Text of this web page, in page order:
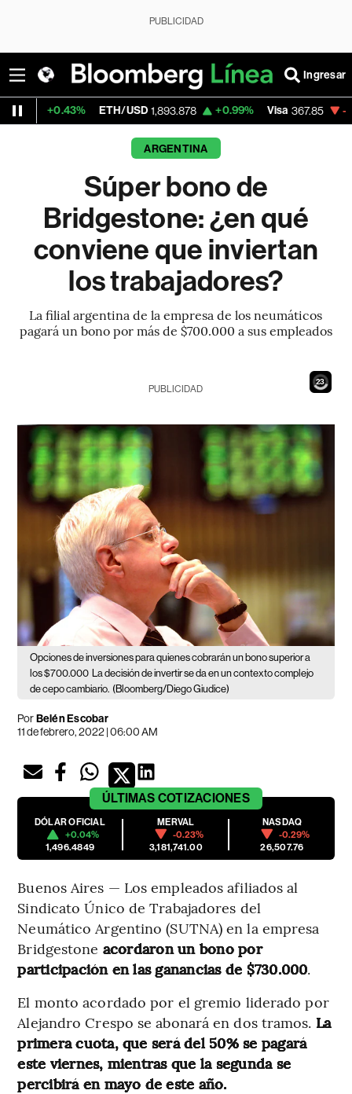
PUBLICIDAD
Ingresar
ETH/USD 1,893.878 +0.99% Visa 367.85 -0.47%
ARGENTINA
Súper bono de
Bridgestone: ¿en qué
conviene que inviertan
los trabajadores?
La filial argentina de la empresa de los neumáticos
pagará un bono por más de $700.000 a sus empleados
21
PUBLICIDAD
Opciones de inversiones para quienes cobrarán un bono superior a
los $700.000 La decisión de invertir se da en un contexto complejo
de cepo cambiario. (Bloomberg/Diego Giudice)
PorBelén Escobar
11 de febrero, 2022 | 06:00 AM
ÚLTIMAS COTIZACIONES
DÓLAR OFICIAL
+0.04%
1,496.4849
MERVAL
-0.23%
3,181,741.00
NASDAQ
-0.29%
26,507.76
Buenos Aires — Los empleados afiliados al
Sindicato Único de Trabajadores del
Neumático Argentino (SUTNA) en la empresa
Bridgestone acordaron un bono por
participación en las ganancias de $730.000.
El monto acordado por el gremio liderado por
Alejandro Crespo se abonará en dos tramos. La
primera cuota, que será del 50% se pagará
este viernes, mientras que la segunda se
percibirá en mayo de este año.